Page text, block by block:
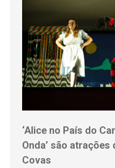
‘Alice no País do
Onda’ são
Covas